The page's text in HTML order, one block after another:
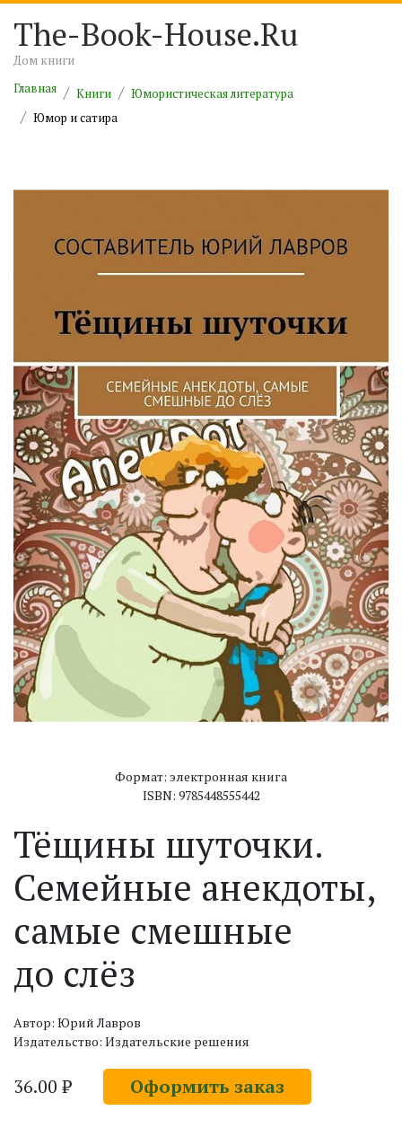
The-Book-House.Ru
Дом книги
Главная
Книги
Юмористическая литература
Юмор и сатира
Формат: электронная книга
ISBN: 9785448555442
Тёщины шуточки.
Семейные анекдоты,
самые смешные
до слёз
Автор: Юрий Лавров
Издательство: Издательские решения
36.00 ₽ Оформить заказ